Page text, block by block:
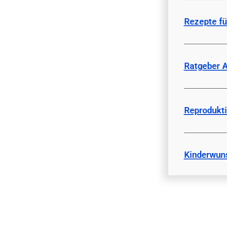
Rezepte
Ratgeber